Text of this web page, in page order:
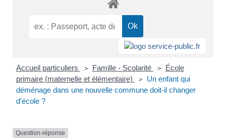
Accueil particuliers > Famille - Scolarité >
École
primaire (maternelle et élémentaire)
>
Un enfant qui
déménage dans une nouvelle commune doit-il changer
d'école ?
Question-réponse